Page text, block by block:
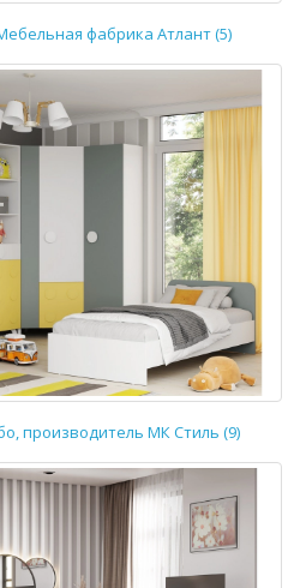
фабрика Атлант (5)
производитель МК Стиль (9)